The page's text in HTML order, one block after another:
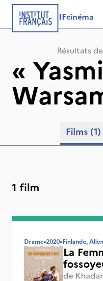
IFcinéma
Résultats
«
Films (1)
1 film
Drame•2020•Finlande,
La
de